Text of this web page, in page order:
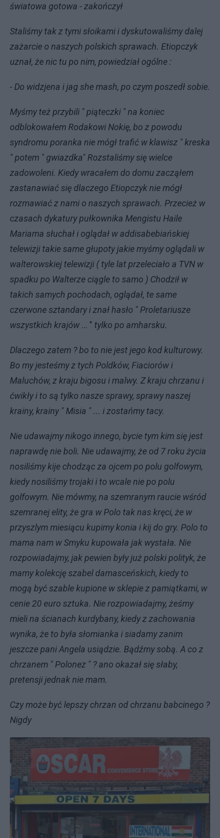
światowa gotowa - zakończył
Staliśmy tak z tymi słoikami i dyskutowaliśmy dalej
zażarcie o naszych polskich sprawach. Etiopczyk
uznał, że nic tu po nim, powiedział ogólne :
- Do widzjena i jag she mash, po czym poszedł sobie.
Myśmy też przybili " piąteczki " na koniec
odblokowałem Rodakowi Nokię, bo z powodu
syndromu poranka nie mógł trafić w klawisz " kreska
" potem " gwiazdka" Rozstaliśmy się wielce
zadowoleni. Kiedy wracałem do domu zacząłem
zastanawiać się dlaczego Etiopczyk nie mógł
rozmawiać z nami o naszych sprawach. Przecież w
czasach dykatury pułkownika Mengistu Haile
Mariama słuchał i oglądał w addisabebiańskiej
telewizji takie same głupoty jakie myśmy oglądali w
walterowskiej telewizji ( tyle lat przeleciało a TVN w
spadku po Walterze ciągle to samo ) Chodził w
takich samych pochodach, oglądał, te same
czerwone sztandary i znał hasło " Proletariusze
wszystkich krajów ... " tylko po amharsku.
Dlaczego zatem ? bo to nie jest jego kod kulturowy.
Bo my jesteśmy z tych Poldków, Fiaciorów i
Maluchów, z kraju bigosu i malwy. Z kraju chrzanu i
ćwikły i to są tylko nasze sprawy, sprawy naszej
krainy, krainy " Misia " ... i zostańmy tacy.
Nie udawajmy nikogo innego, bycie tym kim się jest
naprawdę nie boli. Nie udawajmy, że od 7 roku życia
nosiliśmy kije chodząc za ojcem po polu golfowym,
kiedy nosiliśmy trojaki i to wcale nie po polu
golfowym. Nie mówmy, na szemranym raucie wśród
szemranej elity, że gra w Polo tak nas kręci, że w
przyszlym miesiącu kupimy konia i kij do gry. Polo to
mama nam w Smyku kupowała jak wystała. Nie
rozpowiadajmy, jak pewien były już polski polityk, że
mamy kolekcję szabel damasceńskich, kiedy to
mogą być szable kupione w sklepie z pamiątkami, w
cenie 20 euro sztuka. Nie rozpowiadajmy, żeśmy
mieli na ścianach kurdybany, kiedy z zachowania
wynika, że to była słomianka i siadamy zanim
jeszcze pani Angela usiądzie. Bądźmy sobą. A co z
chrzanem " Polonez " ? ano okazał się słaby,
pretensji jednak nie mam.
Czy może być lepszy chrzan od chrzanu babcinego ?
Nigdy